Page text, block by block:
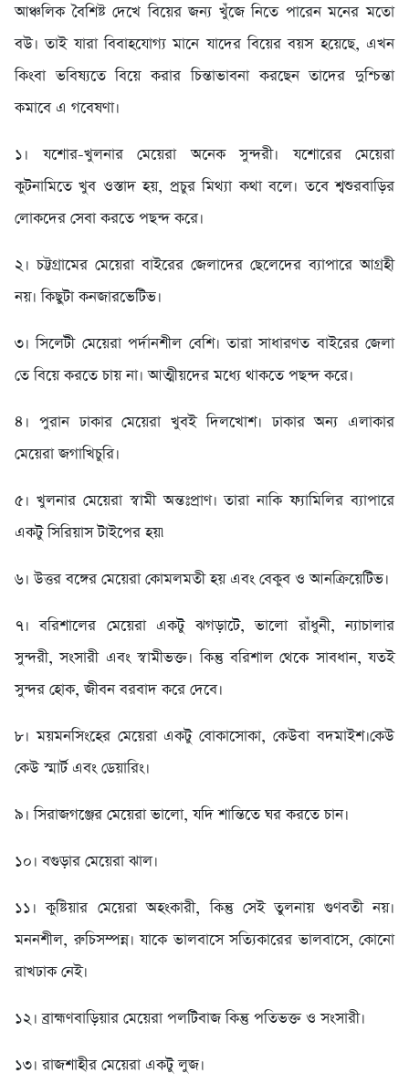
আঞ্চলিক বৈশিষ্ট দেখে বিয়ের জন্য খুঁজে নিতে পারেন মনের মতো
বউ। তাই যারা বিবাহযোগ্য মানে যাদের বিয়ের বয়স হয়েছে, এখন
কিংবা ভবিষ্যতে বিয়ে করার চিন্তাভাবনা করছেন তাদের দুশ্চিন্তা
কমাবে এ গবেষণা।
১। যশোর-খুলনার মেয়েরা অনেক সুন্দরী। যশোরের মেয়েরা
কুটনামিতে খুব ওস্তাদ হয়, প্রচুর মিথ্যা কথা বলে। তবে শ্বশুরবাড়ির
লোকদের সেবা করতে পছন্দ করে।
২। চট্টগ্রামের মেয়েরা বাইরের জেলাদের ছেলেদের ব্যাপারে আগ্রহী
নয়। কিছুটা কনজারভেটিভ।
৩। সিলেটী মেয়েরা পর্দানশীল বেশি। তারা সাধারণত বাইরের জেলা
তে বিয়ে করতে চায় না। আত্মীয়দের মধ্যে থাকতে পছন্দ করে।
৪। পুরান ঢাকার মেয়েরা খুবই দিলখোশ। ঢাকার অন্য এলাকার
মেয়েরা জগাখিচুরি।
৫। খুলনার মেয়েরা স্বামী অন্তঃপ্রাণ। তারা নাকি ফ্যামিলির ব্যাপারে
একটু সিরিয়াস টাইপের হয়৷
৬। উত্তর বঙ্গের মেয়েরা কোমলমতী হয় এবং বেকুব ও আনক্রিয়েটিভ।
৭। বরিশালের মেয়েরা একটু ঝগড়াটে, ভালো রাঁধুনী, ন্যাচালার
সুন্দরী, সংসারী এবং স্বামীভক্ত। কিন্তু বরিশাল থেকে সাবধান, যতই
সুন্দর হোক, জীবন বরবাদ করে দেবে।
৮। ময়মনসিংহের মেয়েরা একটু বোকাসোকা, কেউবা বদমাইশ।কেউ
কেউ স্মার্ট এবং ডেয়ারিং।
৯। সিরাজগঞ্জের মেয়েরা ভালো, যদি শান্তিতে ঘর করতে চান।
১০। বগুড়ার মেয়েরা ঝাল।
১১। কুষ্টিয়ার মেয়েরা অহংকারী, কিন্তু সেই তুলনায় গুণবতী নয়।
মননশীল, রুচিসম্পন্ন। যাকে ভালবাসে সত্যিকারের ভালবাসে, কোনো
রাখঢাক নেই।
১২। ব্রাহ্মণবাড়িয়ার মেয়েরা পলটিবাজ কিন্তু পতিভক্ত ও সংসারী।
১৩। রাজশাহীর মেয়েরা একটু লুজ।